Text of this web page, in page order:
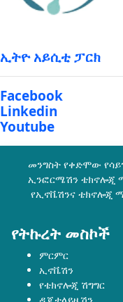
Facebook
Linkedin
Youtube
መንግስት የቀድሞው
ኢንፎርሜሽን ቴክኖሎጂ
የኢኖቬሽንና ቴክኖሎጂ
ምርምር
ኢኖቬሽን
የቴክኖሎጂ ሽግግር
ዲጂታላይዜሽን